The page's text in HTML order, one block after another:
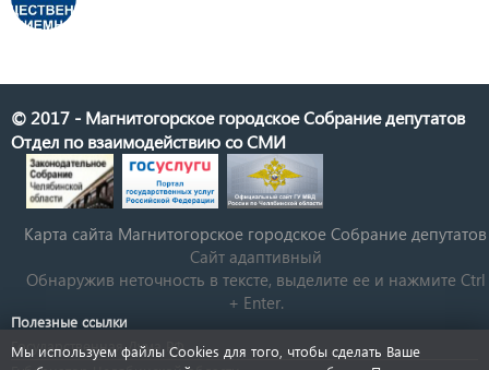
© 2017 - Магнитогорское городское Собрание депутатов
Отдел по взаимодействию со СМИ
Карта сайта Магнитогорское городское Cобрание депутатов
Сайт адаптивный
Обнаружив неточность в тексте, выделите ее и нажмите Ctrl
+ Enter.
Полезные ссылки
Государственная Дума РФ
Мы используем файлы Cookies для того, чтобы сделать Ваше